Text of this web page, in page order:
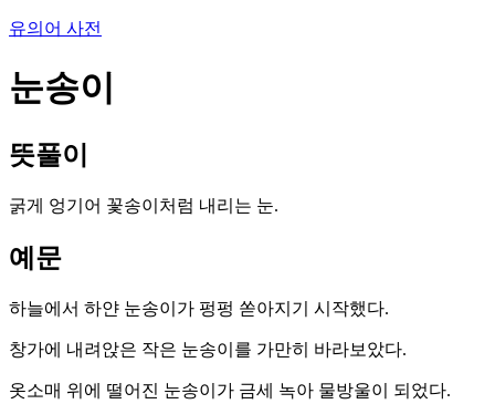
유의어 사전
눈송이
뜻풀이
굵게 엉기어 꽃송이처럼 내리는 눈.
예문
하늘에서 하얀 눈송이가 펑펑 쏟아지기 시작했다.
창가에 내려앉은 작은 눈송이를 가만히 바라보았다.
옷소매 위에 떨어진 눈송이가 금세 녹아 물방울이 되었다.